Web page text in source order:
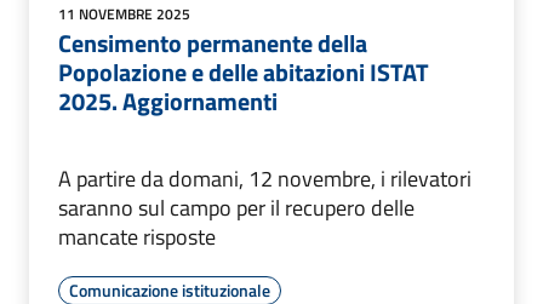
11 NOVEMBRE 2025
Censimento permanente della
Popolazione e delle abitazioni ISTAT
2025. Aggiornamenti
A partire da domani, 12 novembre, i rilevatori
saranno sul campo per il recupero delle
mancate risposte
Comunicazione istituzionale